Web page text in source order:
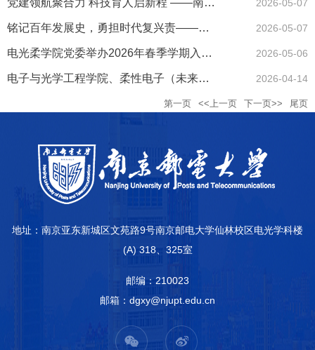
2026-05-07
铭记百年发展史，勇担时代复兴责——电光柔院本科生第一党支部开展... 2026-05-07
电光柔学院党委举办2026年春季学期入党积极分子培训班 2026-05-06
电子与光学工程学院、柔性电子（未来技术）学院召开全面从严治党... 2026-04-14
第一页 <<上一页 下一页>> 尾页
地址：南京亚东新城区文苑路9号南京邮电大学仙林校区电光学科楼
(A) 318、325室
邮编：210023
邮箱：dgxy@njupt.edu.cn